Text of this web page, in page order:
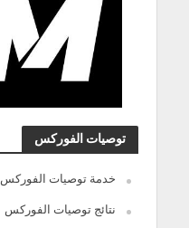
توصيات الفوركس
خدمة توصيات الفوركس
نتائج توصيات الفوركس